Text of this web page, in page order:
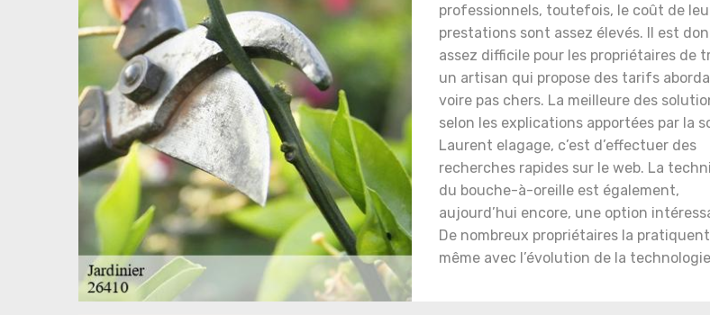
professionnels, toutefois, le coût de
prestations sont assez élevés. Il est
assez difficile pour les propriétaires de
un artisan qui propose des tarifs
voire pas chers. La meilleure des
selon les explications apportées par la
Laurent elagage, c’est d’effectuer des
recherches rapides sur le web. La
du bouche-à-oreille est également,
aujourd’hui encore, une option
De nombreux propriétaires la pratiquent
même avec l’évolution de la